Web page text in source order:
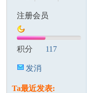
注册会员
积分 117
发消
Ta最近发表: